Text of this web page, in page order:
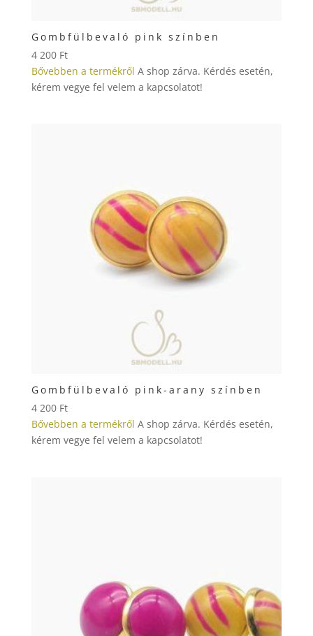
Gombfülbevaló pink színben
4 200 Ft
Bővebben a termékről A shop zárva. Kérdés esetén,
kérem vegye fel velem a kapcsolatot!
Gombfülbevaló pink-arany színben
4 200 Ft
Bővebben a termékről A shop zárva. Kérdés esetén,
kérem vegye fel velem a kapcsolatot!